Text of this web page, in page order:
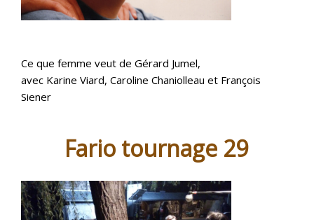
Ce que femme veut de Gérard Jumel,
avec Karine Viard, Caroline Chaniolleau et François
Siener
Fario tournage 29